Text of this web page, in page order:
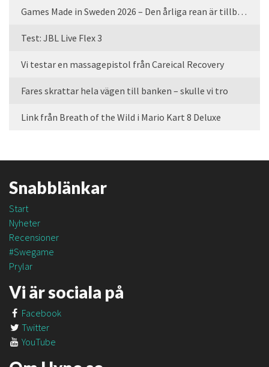
Games Made in Sweden 2026 – Den årliga rean är tillbaka
Test: JBL Live Flex 3
Vi testar en massagepistol från Careical Recovery
Fares skrattar hela vägen till banken – skulle vi tro
Link från Breath of the Wild i Mario Kart 8 Deluxe
Snabblänkar
Start
Nyheter
Recensioner
#Swegame
Prylar
Vi är sociala på
Facebook
Twitter
YouTube